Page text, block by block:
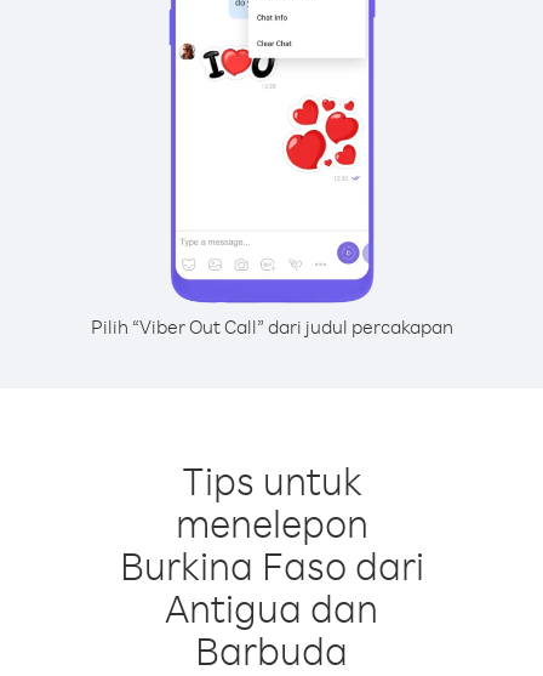
Pilih “Viber Out Call” dari judul percakapan
Tips untuk
menelepon
Burkina Faso dari
Antigua dan
Barbuda